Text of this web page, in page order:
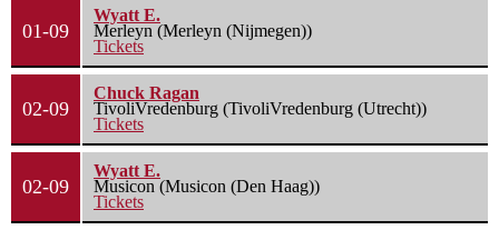
01-09
Wyatt E.
Merleyn (Merleyn (Nijmegen))
Tickets
02-09
Chuck Ragan
TivoliVredenburg (TivoliVredenburg (Utrecht))
Tickets
02-09
Wyatt E.
Musicon (Musicon (Den Haag))
Tickets